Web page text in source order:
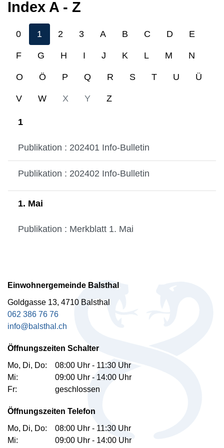
Index A - Z
0 1 2 3 A B C D E
F G H I J K L M N
O Ö P Q R S T U Ü
V W X Y Z
1
Publikation : 202401 Info-Bulletin
Publikation : 202402 Info-Bulletin
1. Mai
Publikation : Merkblatt 1. Mai
Einwohnergemeinde Balsthal
Goldgasse 13, 4710 Balsthal
062 386 76 76
info@balsthal.ch
Öffnungszeiten Schalter
Mo, Di, Do:
08:00 Uhr - 11:30 Uhr
Mi:
09:00 Uhr - 14:00 Uhr
Fr:
geschlossen
Öffnungszeiten Telefon
Mo, Di, Do:
08:00 Uhr - 11:30 Uhr
Mi:
09:00 Uhr - 14:00 Uhr